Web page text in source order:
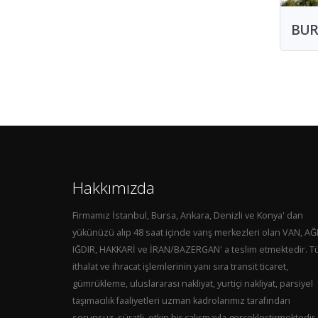
Hakkımızda
Firmamız İstanbul, Bursa, Ankara, Denizli ve Konya' dan
yükünüzü alıp 48 saat içinde varış merkezleri olan VAN,
IĞDIR, HAKKARİ ve İRAN/BAZERGAN' a teslim etmektedir.
ithalat ve ihracat işlemlerinin yanı sıra transit ticaret,
gümrükleme, uluslararası nakliyat, yurtiçi nakliyat, parsiyel
taşımacılık faaliyetleri uzman kadrolarımız tarafından